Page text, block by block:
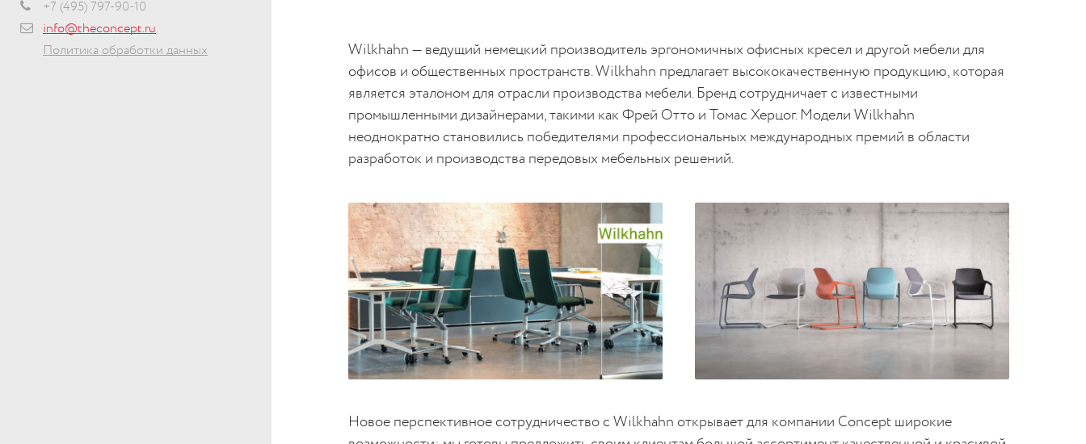
+7 (495) 797-90-10
info@theconcept.ru
Политика обработки данных
Wilkhahn — ведущий немецкий производитель эргономичных офисных кресел и другой мебели для
офисов и общественных пространств. Wilkhahn предлагает высококачественную продукцию, которая
является эталоном для отрасли производства мебели. Бренд сотрудничает с известными
промышленными дизайнерами, такими как Фрей Отто и Томас Херцог. Модели Wilkhahn
неоднократно становились победителями профессиональных международных премий в области
разработок и производства передовых мебельных решений.
Новое перспективное сотрудничество с Wilkhahn открывает для компании Concept широкие